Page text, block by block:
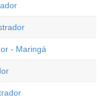
- Maringá